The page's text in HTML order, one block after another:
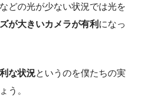
などの光が少ない状況では光を
が大きいカメラが有利 になっ
な状況というのを僕たちの実
う。